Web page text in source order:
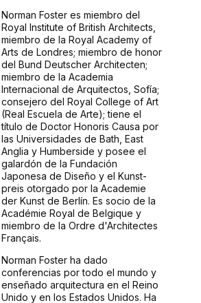
Norman Foster es miembro del
Royal Institute of British Architects,
miembro de la Royal Academy of
Arts de Londres; miembro de honor
del Bund Deutscher Architecten;
miembro de la Academia
Internacional de Arquitectos, Sofía;
consejero del Royal College of Art
(Real Escuela de Arte); tiene el
título de Doctor Honoris Causa por
las Universidades de Bath, East
Anglia y Humberside y posee el
galardón de la Fundación
Japonesa de Diseño y el Kunst-
preis otorgado por la Academie
der Kunst de Berlín. Es socio de la
Académie Royal de Belgique y
miembro de la Ordre d'Architectes
Français.
Norman Foster ha dado
conferencias por todo el mundo y
enseñado arquitectura en el Reino
Unido y en los Estados Unidos. Ha